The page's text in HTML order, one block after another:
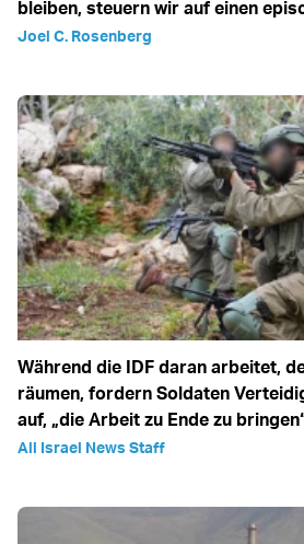
bleiben, steuern wir auf einen
Joel C. Rosenberg
Während die IDF daran arbeitet,
räumen, fordern Soldaten
auf, „die Arbeit zu Ende zu
All Israel News Staff